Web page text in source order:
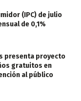
(IPC) de julio
de 0,1%
presenta proyecto
gratuitos en
al público